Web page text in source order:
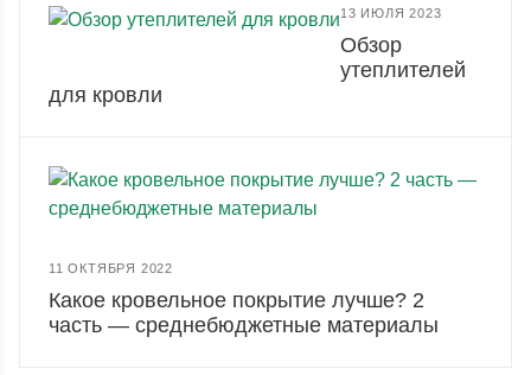
13 ИЮЛЯ 2023
Обзор
утеплителей
для кровли
11 ОКТЯБРЯ 2022
Какое кровельное покрытие лучше? 2
часть — среднебюджетные материалы